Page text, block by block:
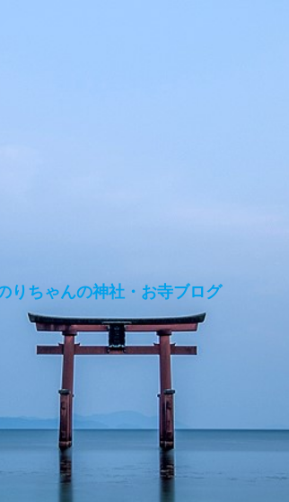
りちゃんの神社・お寺ブログ